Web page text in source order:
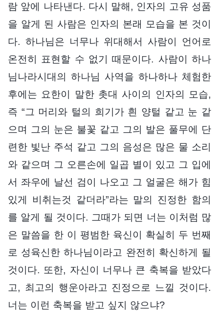
람 앞에 나타낸다. 다시 말해, 인자의 고유 성품
을 알게 된 사람은 인자의 본래 모습을 본 것이
다. 하나님은 너무나 위대해서 사람이 언어로
온전히 표현할 수 없기 때문이다. 사람이 하나
님나라시대의 하나님 사역을 하나하나 체험한
후에는 요한이 말한 촛대 사이의 인자의 모습,
즉 “그 머리와 털의 희기가 흰 양털 같고 눈 같
으며 그의 눈은 불꽃 같고 그의 발은 풀무에 단
련한 빛난 주석 같고 그의 음성은 많은 물 소리
와 같으며 그 오른손에 일곱 별이 있고 그 입에
서 좌우에 날선 검이 나오고 그 얼굴은 해가 힘
있게 비취는것 같더라”라는 말의 진정한 함의
를 알게 될 것이다. 그때가 되면 너는 이처럼 많
은 말씀을 한 이 평범한 육신이 확실히 두 번째
로 성육신한 하나님이라고 완전히 확신하게 될
것이다. 또한, 자신이 너무나 큰 축복을 받았다
고, 최고의 행운아라고 진정으로 느낄 것이다.
너는 이런 축복을 받고 싶지 않으냐?